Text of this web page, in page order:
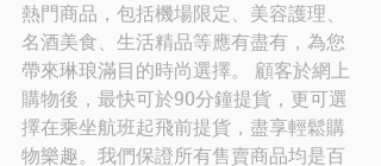
熱門商品，包括機場限定、美容護理、
名酒美食、生活精品等應有盡有，為您
帶來琳琅滿目的時尚選擇。 顧客於網上
購物後，最快可於90分鐘提貨，更可選
擇在乘坐航班起飛前提貨，盡享輕鬆購
物樂趣。我們保證所有售賣商品均是百